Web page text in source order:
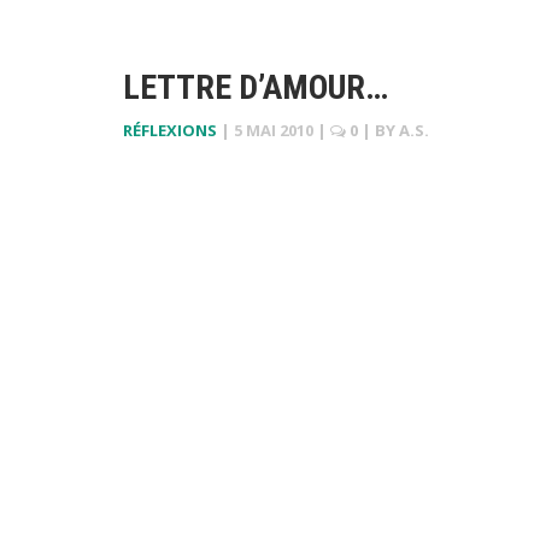
LETTRE D’AMOUR…
RÉFLEXIONS | 5 MAI 2010 | 0 | BYA.S.